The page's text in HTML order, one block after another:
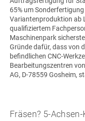
65% um
Variantenproduktion ab
qualifiziertem
Maschinenpark
Gründe dafür, dass von
befindlichen CNC-
Bearbeitungszentren
AG, D-78559 Gosheim,
Fräsen? 5-